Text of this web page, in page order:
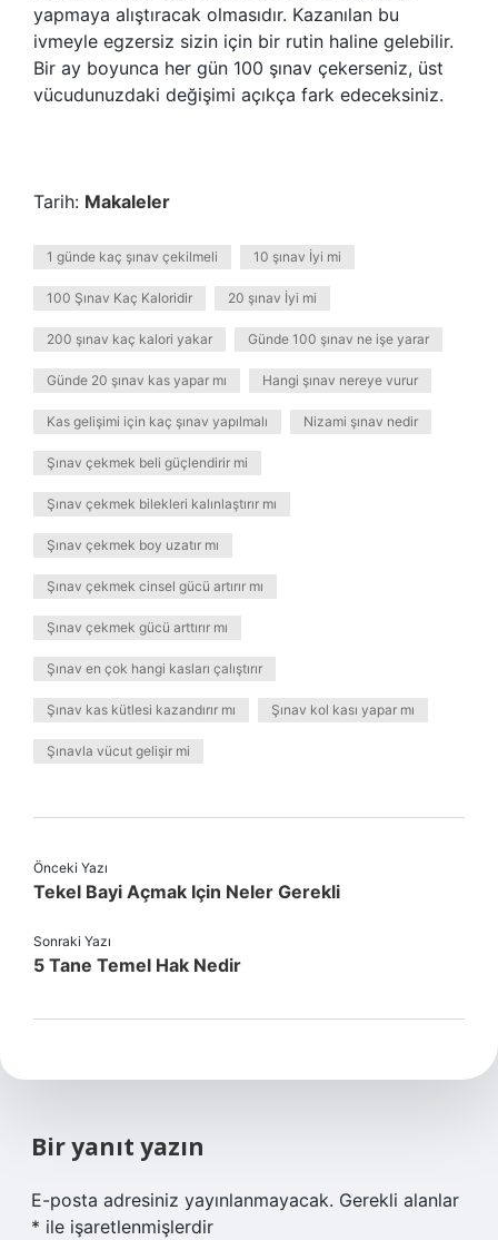
yapmaya alıştıracak olmasıdır. Kazanılan bu
ivmeyle egzersiz sizin için bir rutin haline gelebilir.
Bir ay boyunca her gün 100 şınav çekerseniz, üst
vücudunuzdaki değişimi açıkça fark edeceksiniz.
Tarih: Makaleler
1 günde kaç şınav çekilmeli 10 şınav İyi mi
100 Şınav Kaç Kaloridir 20 şınav İyi mi
200 şınav kaç kalori yakar Günde 100 şınav ne işe yarar
Günde 20 şınav kas yapar mı Hangi şınav nereye vurur
Kas gelişimi için kaç şınav yapılmalı Nizami şınav nedir
Şınav çekmek beli güçlendirir mi
Şınav çekmek bilekleri kalınlaştırır mı
Şınav çekmek boy uzatır mı
Şınav çekmek cinsel gücü artırır mı
Şınav çekmek gücü arttırır mı
Şınav en çok hangi kasları çalıştırır
Şınav kas kütlesi kazandırır mı Şınav kol kası yapar mı
Şınavla vücut gelişir mi
Önceki Yazı
Tekel Bayi Açmak Için Neler Gerekli
Sonraki Yazı
5 Tane Temel Hak Nedir
Bir yanıt yazın
E-posta adresiniz yayınlanmayacak. Gerekli alanlar
* ile işaretlenmişlerdir